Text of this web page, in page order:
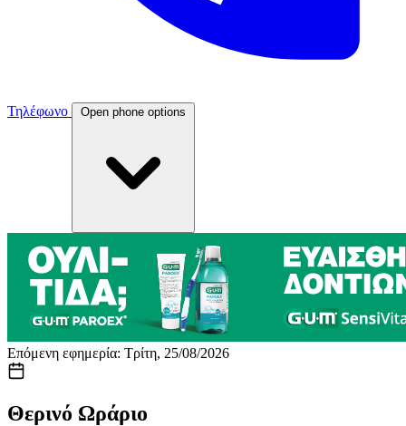
Τηλέφωνο Open phone options
Επόμενη εφημερία: Τρίτη, 25/08/2026
Θερινό Ωράριο